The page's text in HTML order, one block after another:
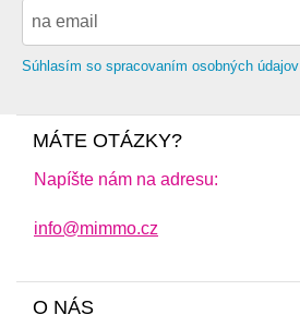
Súhlasím so spracovaním osobných údajov
MÁTE OTÁZKY?
Napíšte nám na adresu:
info@mimmo.cz
O NÁS